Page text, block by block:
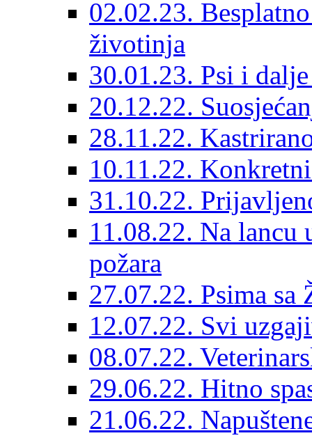
02.02.23.
životinja
30.01.23. Psi i
20.12.22.
28.11.22.
10.11.22.
31.10.22.
11.08.22. Na
požara
27.07.22. Psima sa
12.07.22. Svi
08.07.22.
29.06.22. Hitno
21.06.22.